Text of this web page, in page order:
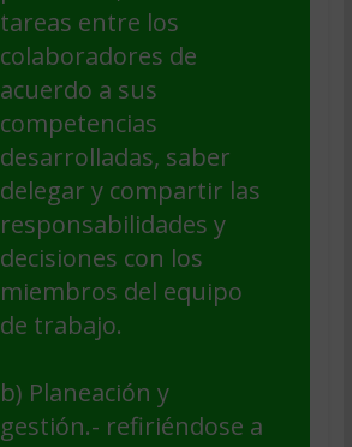
tareas entre los
colaboradores de
acuerdo a sus
competencias
desarrolladas, saber
delegar y compartir las
responsabilidades y
decisiones con los
miembros del equipo
de trabajo.
b) Planeación y
gestión.- refiriéndose a